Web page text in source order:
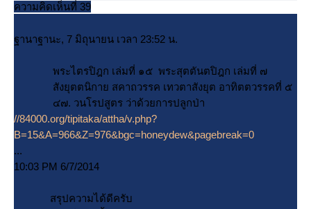
ความคิดเห็นที่ 39
ฐานาฐานะ, 7 มิถุนายน เวลา 23:52 น.
พระไตรปิฎก เล่มที่ ๑๕ พระสุตตันตปิฎก เล่มที่ ๗
สังยุตตนิกาย สคาถวรรค เทวตาสังยุต อาทิตตวรรคที่ ๕
๔๗. วนโรปสูตร ว่าด้วยการปลูกป่า
//84000.org/tipitaka/attha/v.php?
B=15&A=966&Z=976&bgc=honeydew&pagebreak=0
...
10:03 PM 6/7/2014
สรุปความได้ดีครับ